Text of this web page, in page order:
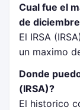
Cual fue el
de
El IRSA
un maximo
Donde
(IRSA)?
El historico